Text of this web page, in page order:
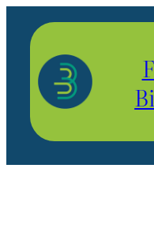
contenu